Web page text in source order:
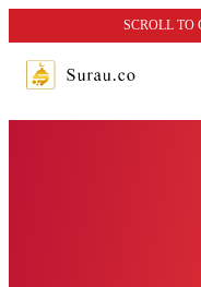
SCROLL TO